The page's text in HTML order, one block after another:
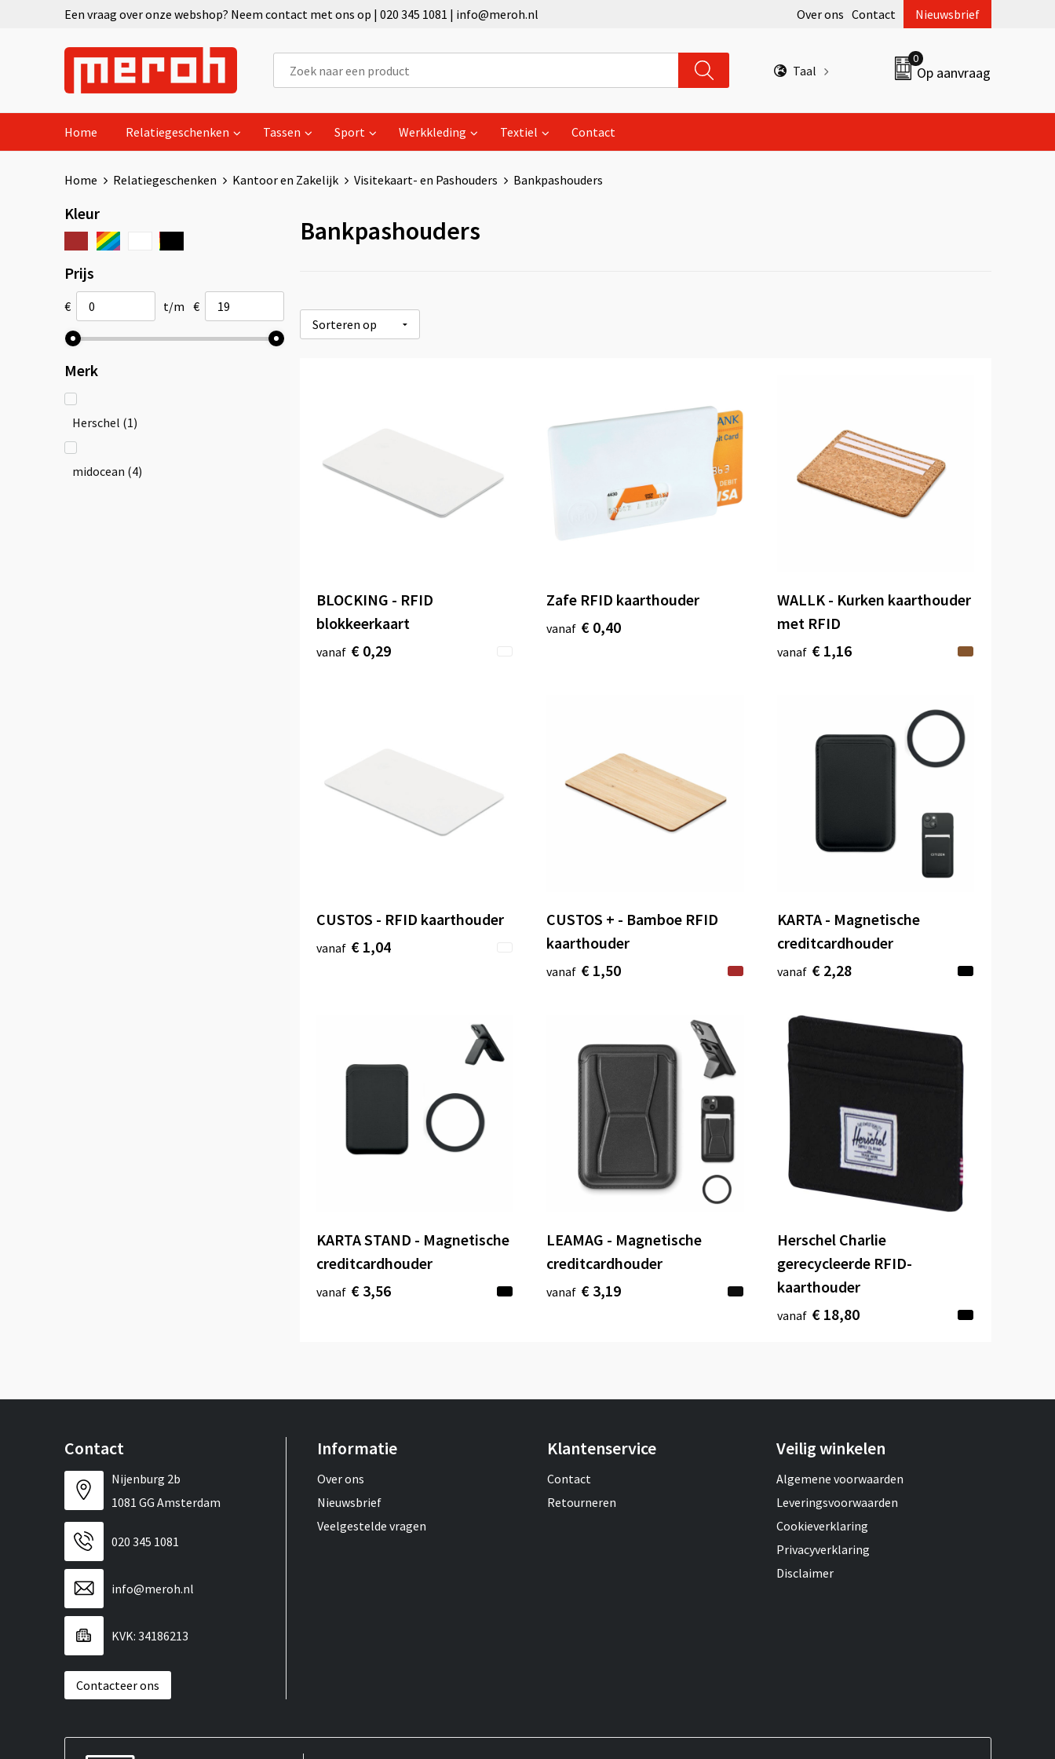
Een vraag over onze webshop? Neem contact met ons op | 020 345 1081 | info@meroh.nl Over ons Contact Nieuwsbrief
Taal
0
Op aanvraag
Home Relatiegeschenken Tassen Sport Werkkleding Textiel Contact
Home Relatiegeschenken Kantoor en Zakelijk Visitekaart- en Pashouders Bankpashouders
Kleur
Prijs
€ t/m €
Merk
Herschel (1)
midocean (4)
Bankpashouders
BLOCKING - RFID
blokkeerkaart
vanaf € 0,29
Zafe RFID kaarthouder
vanaf € 0,40
WALLK - Kurken kaarthouder
met RFID
vanaf € 1,16
CUSTOS - RFID kaarthouder
vanaf € 1,04
CUSTOS + - Bamboe RFID
kaarthouder
vanaf € 1,50
KARTA - Magnetische
creditcardhouder
vanaf € 2,28
KARTA STAND - Magnetische
creditcardhouder
vanaf € 3,56
LEAMAG - Magnetische
creditcardhouder
vanaf € 3,19
Herschel Charlie
gerecycleerde RFID-
kaarthouder
vanaf € 18,80
Contact
Nijenburg 2b
1081 GG Amsterdam
020 345 1081
info@meroh.nl
KVK: 34186213
Contacteer ons
Informatie
Over ons
Nieuwsbrief
Veelgestelde vragen
Klantenservice
Contact
Retourneren
Veilig winkelen
Algemene voorwaarden
Leveringsvoorwaarden
Cookieverklaring
Privacyverklaring
Disclaimer